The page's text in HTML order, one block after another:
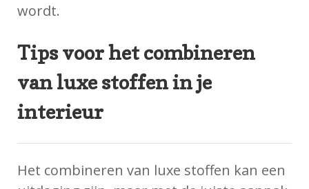
wordt.
Tips voor het combineren
van luxe stoffen in je
interieur
Het combineren van luxe stoffen kan een